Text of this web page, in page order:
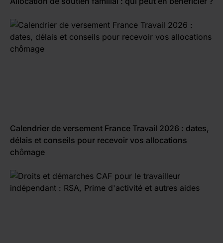
Calendrier de versement France Travail 2026 : dates,
délais et conseils pour recevoir vos allocations
chômage